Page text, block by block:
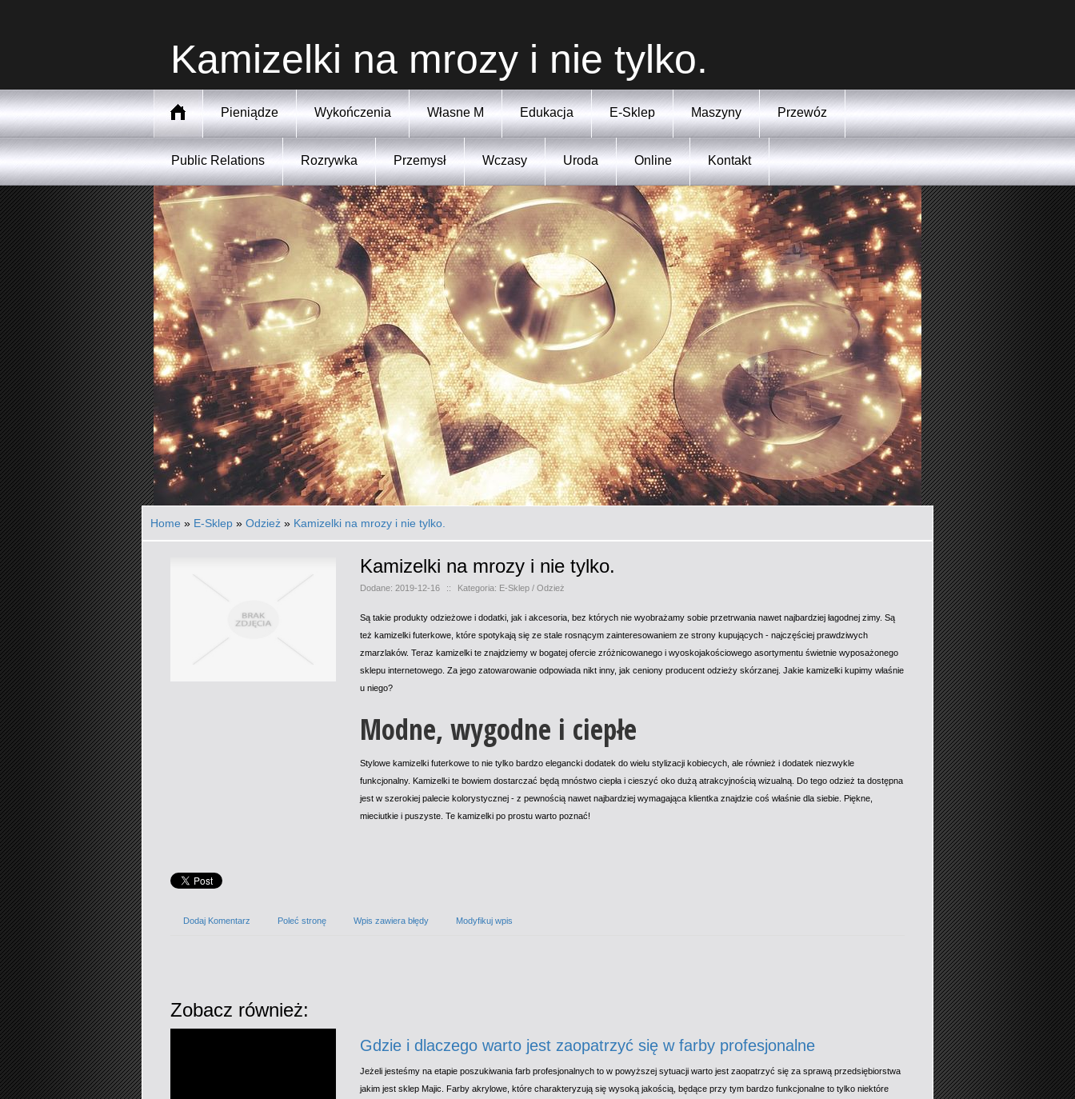
Kamizelki na mrozy i nie tylko.
Pieniądze Wykończenia Własne M Edukacja E-Sklep Maszyny Przewóz
Public Relations Rozrywka Przemysł Wczasy Uroda Online Kontakt
Home » E-Sklep » Odzież » Kamizelki na mrozy i nie tylko.
Kamizelki na mrozy i nie tylko.
Dodane: 2019-12-16 :: Kategoria: E-Sklep / Odzież
Są takie produkty odzieżowe i dodatki, jak i akcesoria, bez których nie wyobrażamy sobie przetrwania nawet najbardziej łagodnej zimy. Są
też kamizelki futerkowe, które spotykają się ze stale rosnącym zainteresowaniem ze strony kupujących - najczęściej prawdziwych
zmarzlaków. Teraz kamizelki te znajdziemy w bogatej ofercie zróżnicowanego i wyoskojakościowego asortymentu świetnie wyposażonego
sklepu internetowego. Za jego zatowarowanie odpowiada nikt inny, jak ceniony producent odzieży skórzanej. Jakie kamizelki kupimy właśnie
u niego?
Modne, wygodne i ciepłe
Stylowe kamizelki futerkowe to nie tylko bardzo elegancki dodatek do wielu stylizacji kobiecych, ale również i dodatek niezwykle
funkcjonalny. Kamizelki te bowiem dostarczać będą mnóstwo ciepła i cieszyć oko dużą atrakcyjnością wizualną. Do tego odzież ta dostępna
jest w szerokiej palecie kolorystycznej - z pewnością nawet najbardziej wymagająca klientka znajdzie coś właśnie dla siebie. Piękne,
mieciutkie i puszyste. Te kamizelki po prostu warto poznać!
Dodaj Komentarz Poleć stronę Wpis zawiera błędy Modyfikuj wpis
Zobacz również:
Gdzie i dlaczego warto jest zaopatrzyć się w farby profesjonalne
Jeżeli jesteśmy na etapie poszukiwania farb profesjonalnych to w powyższej sytuacji warto jest zaopatrzyć się za sprawą przedsiębiorstwa
jakim jest sklep Majic. Farby akrylowe, które charakteryzują się wysoką jakością, będące przy tym bardzo funkcjonalne to tylko niektóre